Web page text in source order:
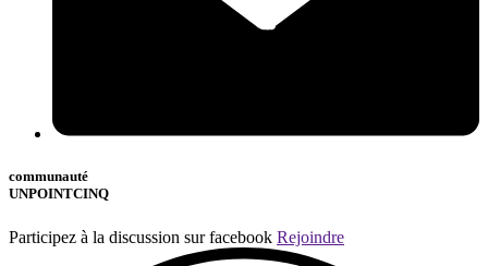
communauté
UNPOINTCINQ
Participez à la discussion sur facebook Rejoindre